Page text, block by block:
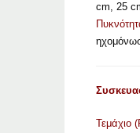
cm, 25
Τεμάχιο